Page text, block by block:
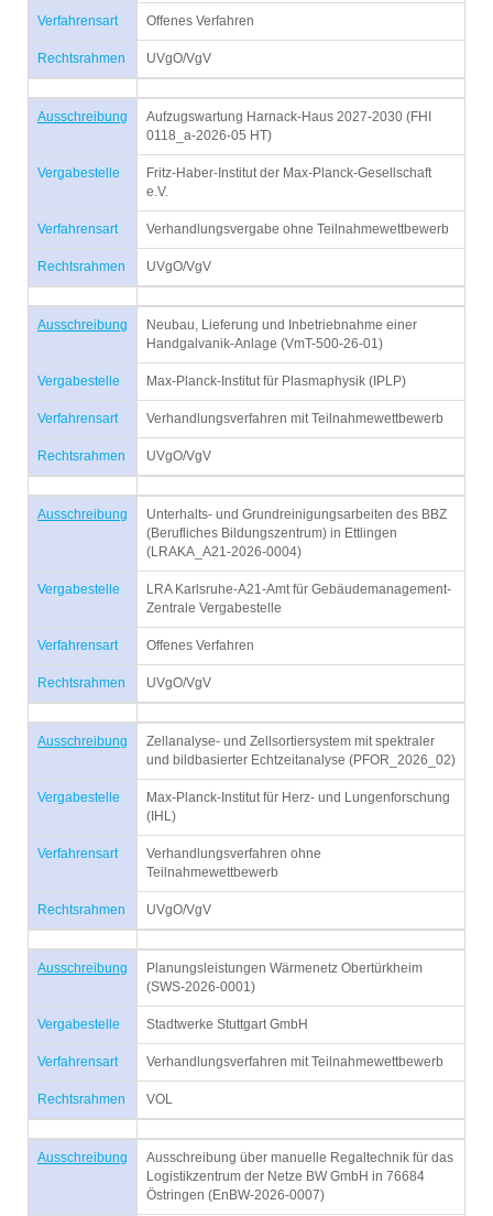
Verfahrensart Offenes Verfahren
Rechtsrahmen UVgO/VgV
Ausschreibung
Aufzugswartung Harnack-Haus 2027-2030 (FHI
0118_a-2026-05 HT)
Vergabestelle
Fritz-Haber-Institut der Max-Planck-Gesellschaft
e.V.
Verfahrensart Verhandlungsvergabe ohne Teilnahmewettbewerb
Rechtsrahmen UVgO/VgV
Ausschreibung
Neubau, Lieferung und Inbetriebnahme einer
Handgalvanik-Anlage (VmT-500-26-01)
Vergabestelle Max-Planck-Institut für Plasmaphysik (IPLP)
Verfahrensart Verhandlungsverfahren mit Teilnahmewettbewerb
Rechtsrahmen UVgO/VgV
Ausschreibung
Unterhalts- und Grundreinigungsarbeiten des BBZ
(Berufliches Bildungszentrum) in Ettlingen
(LRAKA_A21-2026-0004)
Vergabestelle
LRA Karlsruhe-A21-Amt für Gebäudemanagement-
Zentrale Vergabestelle
Verfahrensart Offenes Verfahren
Rechtsrahmen UVgO/VgV
Ausschreibung
Zellanalyse- und Zellsortiersystem mit spektraler
und bildbasierter Echtzeitanalyse (PFOR_2026_02)
Vergabestelle
Max-Planck-Institut für Herz- und Lungenforschung
(IHL)
Verfahrensart
Verhandlungsverfahren ohne
Teilnahmewettbewerb
Rechtsrahmen UVgO/VgV
Ausschreibung
Planungsleistungen Wärmenetz Obertürkheim
(SWS-2026-0001)
Vergabestelle Stadtwerke Stuttgart GmbH
Verfahrensart Verhandlungsverfahren mit Teilnahmewettbewerb
Rechtsrahmen VOL
Ausschreibung
Ausschreibung über manuelle Regaltechnik für das
Logistikzentrum der Netze BW GmbH in 76684
Östringen (EnBW-2026-0007)